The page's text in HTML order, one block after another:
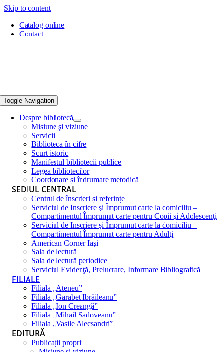
Skip to content
Catalog online
Contact
Toggle Navigation
Despre bibliotecă
Misiune şi viziune
Servicii
Biblioteca în cifre
Scurt istoric
Manifestul bibliotecii publice
Legea bibliotecilor
Coordonare și îndrumare metodică
SEDIUL CENTRAL
Centrul de înscrieri și referințe
Serviciul de Inscriere şi Împrumut carte la domiciliu –
Compartimentul Împrumut carte pentru Copii şi Adolescenţi
Serviciul de Inscriere şi Împrumut carte la domiciliu –
Compartimentul Împrumut carte pentru Adulţi
American Corner Iaşi
Sala de lectură
Sala de lectură periodice
Serviciul Evidenţă, Prelucrare, Informare Bibliografică
FILIALE
Filiala „Ateneu”
Filiala „Garabet Ibrăileanu”
Filiala „Ion Creangă”
Filiala „Mihail Sadoveanu”
Filiala „Vasile Alecsandri”
EDITURĂ
Publicații proprii